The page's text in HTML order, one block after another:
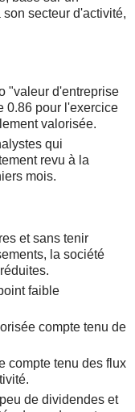
secteur d'activité,
"valeur d'entreprise
0.86 pour l'exercice
valorisée.
qui
revu à la
mois.
et sans tenir
la société
faible
compte tenu de
compte tenu des flux
de dividendes et